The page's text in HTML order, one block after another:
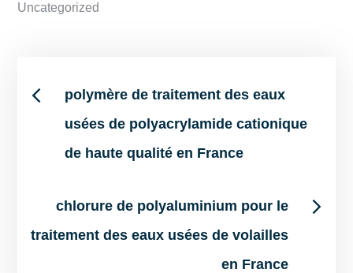
Uncategorized
Post
navigation
polymère de traitement des eaux
usées de polyacrylamide cationique
de haute qualité en France
chlorure de polyaluminium pour le
traitement des eaux usées de volailles
en France